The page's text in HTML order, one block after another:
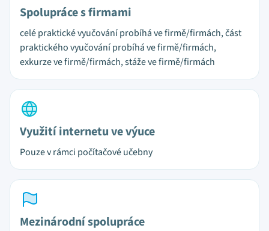
Spolupráce s firmami
celé praktické vyučování probíhá ve firmě/firmách, část
praktického vyučování probíhá ve firmě/firmách,
exkurze ve firmě/firmách, stáže ve firmě/firmách
Využití internetu ve výuce
Pouze v rámci počítačové učebny
Mezinárodní spolupráce